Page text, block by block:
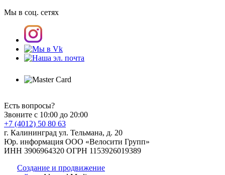
Мы в соц. сетях
Есть вопросы?
Звоните с 10:00 до 20:00
+7 (4012) 50 80 63
г. Калининград ул. Тельмана, д. 20
Юр. информация ООО «Велосити Групп»
ИНН 3906964320 ОГРН 1153926019389
Создание и продвижение